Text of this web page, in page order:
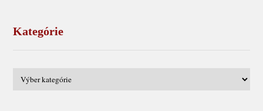
Kategórie